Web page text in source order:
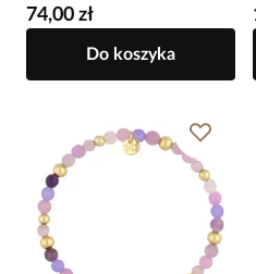
74,00 zł
Do koszyka